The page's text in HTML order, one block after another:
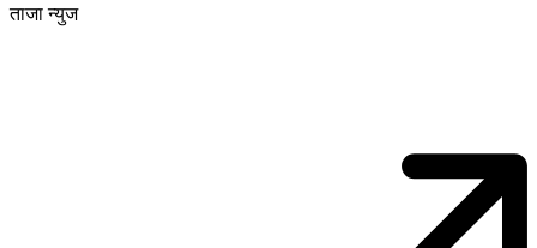
ताजा न्युज